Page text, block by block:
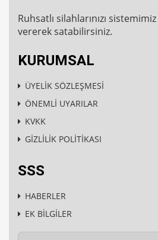
Ruhsatlı silahlarınızı
vererek satabilirsiniz.
KURUMSAL
ÜYELİK SÖZLEŞMESİ
ÖNEMLİ UYARILAR
KVKK
GİZLİLİK POLİTİKASI
SSS
HABERLER
EK BİLGİLER